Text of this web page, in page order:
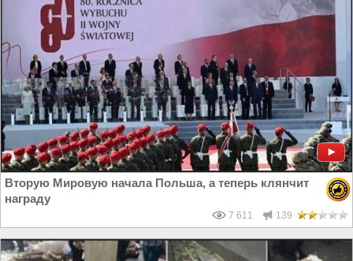
Вторую Мировую начала Польша, а теперь клянчит
награду
7 611 139